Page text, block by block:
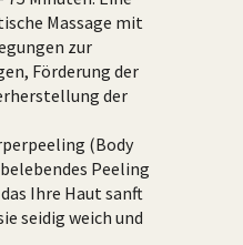
Massage mit
zur
Förderung der
der
(Body
Peeling
Ihre Haut sanft
seidig weich und